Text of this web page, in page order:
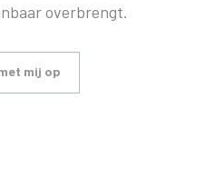
overbrengt.
mij op